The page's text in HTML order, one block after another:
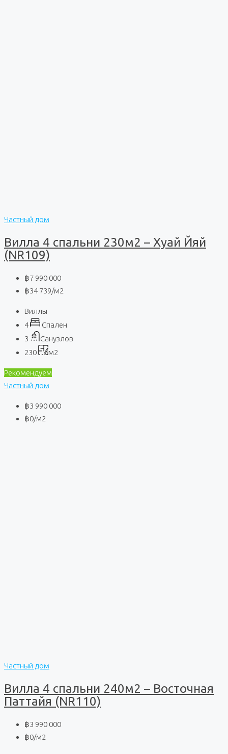
Частный дом
Вилла 4 спальни 230м2 – Хуай Йяй
(NR109)
฿7 990 000
฿34 739/м2
Виллы
4
Спален
3
Санузлов
230
м2
Рекомендуем
Частный дом
฿3 990 000
฿0/м2
Частный дом
Вилла 4 спальни 240м2 – Восточная
Паттайя (NR110)
฿3 990 000
฿0/м2